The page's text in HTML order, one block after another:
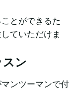
とができるた
ていただけま
スン
ンツーマンで付